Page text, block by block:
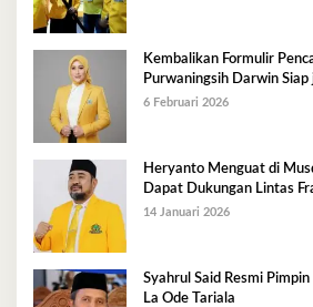
Kembalikan Formulir
Purwaningsih Darwin Siap
Golkar Mubar
6 Februari 2026
Heryanto Menguat di
Dapat Dukungan Lintas
14 Januari 2026
Syahrul Said Resmi
La Ode Tariala